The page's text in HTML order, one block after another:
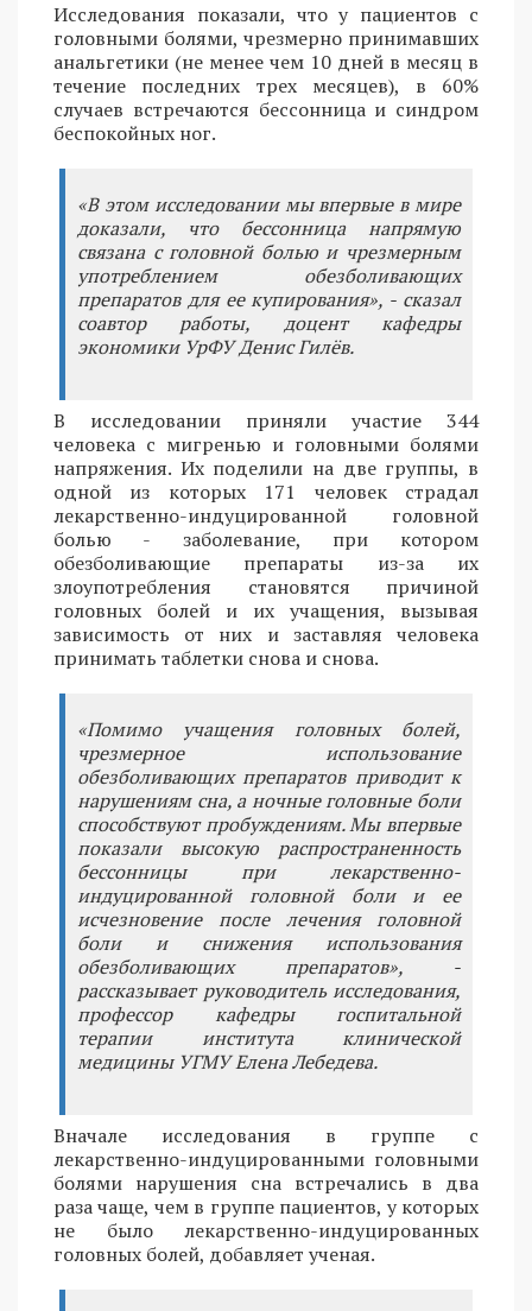
Исследования показали, что у пациентов с
головными болями, чрезмерно принимавших
анальгетики (не менее чем 10 дней в месяц в
течение последних трех месяцев), в 60%
случаев встречаются бессонница и синдром
беспокойных ног.
«В этом исследовании мы впервые в мире
доказали, что бессонница напрямую
связана с головной болью и чрезмерным
употреблением обезболивающих
препаратов для ее купирования», - сказал
соавтор работы, доцент кафедры
экономики УрФУ Денис Гилёв.
В исследовании приняли участие 344
человека с мигренью и головными болями
напряжения. Их поделили на две группы, в
одной из которых 171 человек страдал
лекарственно-индуцированной головной
болью - заболевание, при котором
обезболивающие препараты из-за их
злоупотребления становятся причиной
головных болей и их учащения, вызывая
зависимость от них и заставляя человека
принимать таблетки снова и снова.
«Помимо учащения головных болей,
чрезмерное использование
обезболивающих препаратов приводит к
нарушениям сна, а ночные головные боли
способствуют пробуждениям. Мы впервые
показали высокую распространенность
бессонницы при лекарственно-
индуцированной головной боли и ее
исчезновение после лечения головной
боли и снижения использования
обезболивающих препаратов», -
рассказывает руководитель исследования,
профессор кафедры госпитальной
терапии института клинической
медицины УГМУ Елена Лебедева.
Вначале исследования в группе с
лекарственно-индуцированными головными
болями нарушения сна встречались в два
раза чаще, чем в группе пациентов, у которых
не было лекарственно-индуцированных
головных болей, добавляет ученая.